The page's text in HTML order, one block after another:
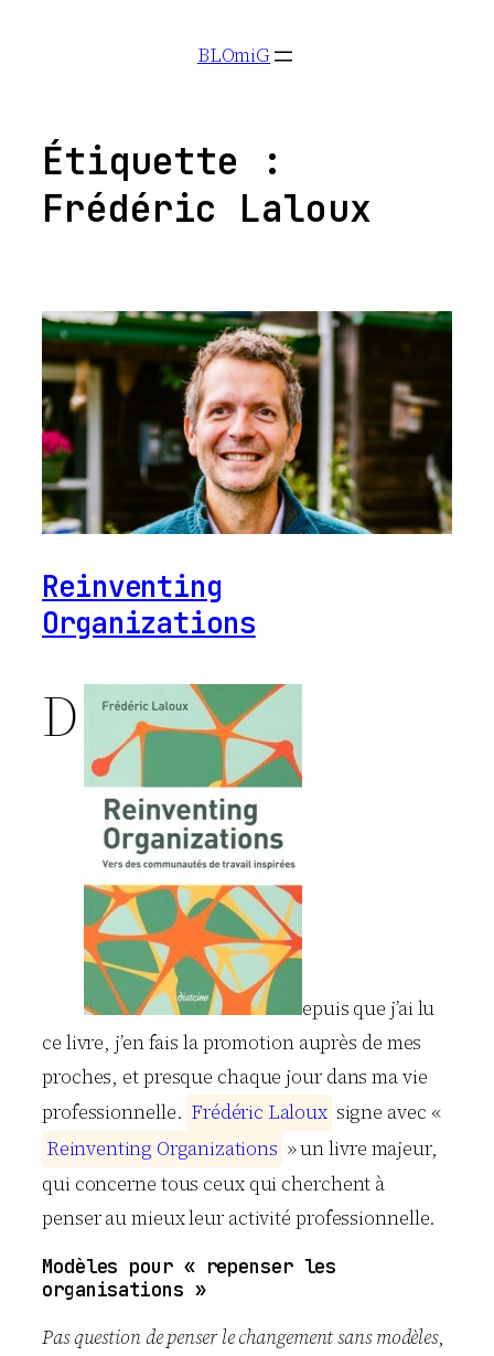
BLOmiG
Étiquette :
Frédéric Laloux
Reinventing
Organizations
D
epuis que j’ai lu
ce livre, j’en fais la promotion auprès de mes
proches, et presque chaque jour dans ma vie
professionnelle. Frédéric Laloux signe avec «
Reinventing Organizations » un livre majeur,
qui concerne tous ceux qui cherchent à
penser au mieux leur activité professionnelle.
Modèles pour « repenser les
organisations »
Pas question de penser le changement sans modèles,